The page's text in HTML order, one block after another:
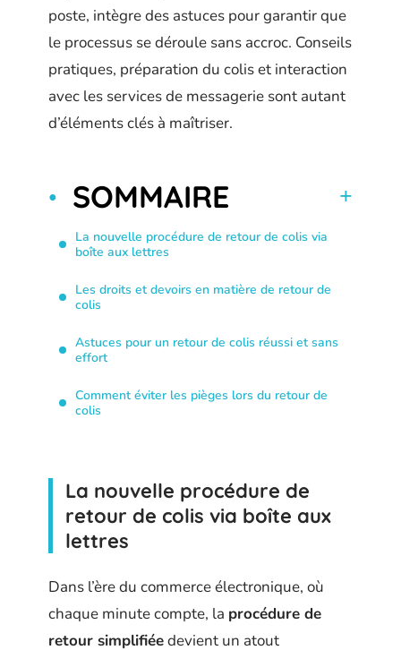
poste, intègre des astuces pour garantir que
le processus se déroule sans accroc. Conseils
pratiques, préparation du colis et interaction
avec les services de messagerie sont autant
d’éléments clés à maîtriser.
SOMMAIRE
La nouvelle procédure de retour de colis via
boîte aux lettres
Les droits et devoirs en matière de retour de
colis
Astuces pour un retour de colis réussi et sans
effort
Comment éviter les pièges lors du retour de
colis
La nouvelle procédure de
retour de colis via boîte aux
lettres
Dans l’ère du commerce électronique, où
chaque minute compte, la procédure de
retour simplifiéedevient un atout